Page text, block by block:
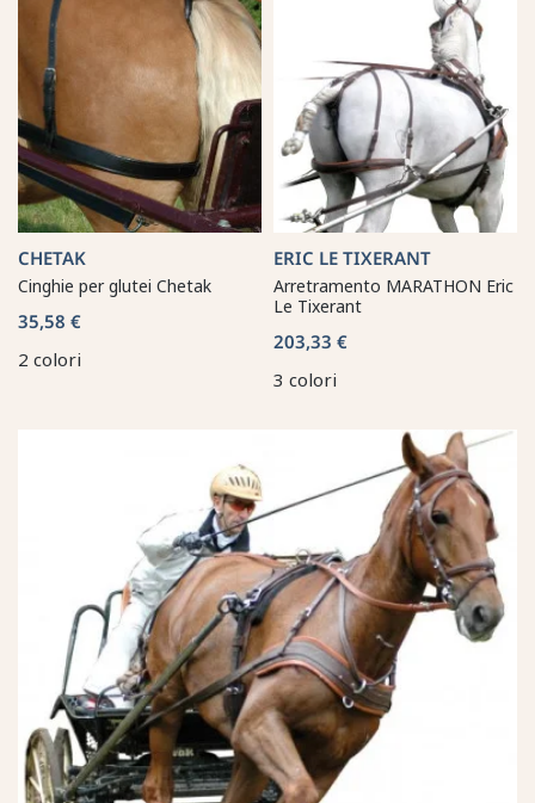
CHETAK
Cinghie per glutei Chetak
35,58 €
2 colori
ERIC LE TIXERANT
Arretramento MARATHON Eric
Le Tixerant
203,33 €
3 colori